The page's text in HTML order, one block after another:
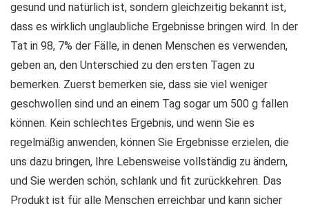
gesund und natürlich ist, sondern gleichzeitig bekannt ist,
dass es wirklich unglaubliche Ergebnisse bringen wird. In der
Tat in 98, 7% der Fälle, in denen Menschen es verwenden,
geben an, den Unterschied zu den ersten Tagen zu
bemerken. Zuerst bemerken sie, dass sie viel weniger
geschwollen sind und an einem Tag sogar um 500 g fallen
können. Kein schlechtes Ergebnis, und wenn Sie es
regelmäßig anwenden, können Sie Ergebnisse erzielen, die
uns dazu bringen, Ihre Lebensweise vollständig zu ändern,
und Sie werden schön, schlank und fit zurückkehren. Das
Produkt ist für alle Menschen erreichbar und kann sicher